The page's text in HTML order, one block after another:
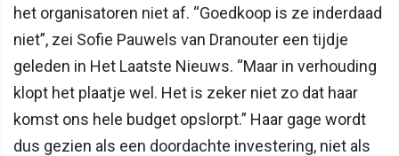
het organisatoren niet af. “Goedkoop is ze inderdaad
niet”, zei Sofie Pauwels van Dranouter een tijdje
geleden in Het Laatste Nieuws. “Maar in verhouding
klopt het plaatje wel. Het is zeker niet zo dat haar
komst ons hele budget opslorpt.” Haar gage wordt
dus gezien als een doordachte investering, niet als